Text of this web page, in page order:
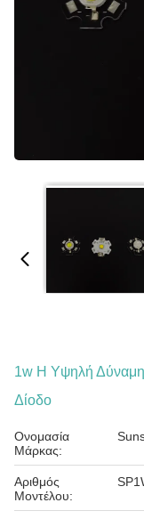
1w Η Υψηλή
Δίοδο
Ονομασία
Μάρκας:
Αριθμός
Μοντέλου: